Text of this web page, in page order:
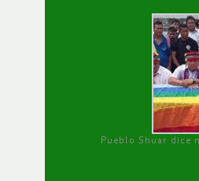
Pueblo Shuar dice